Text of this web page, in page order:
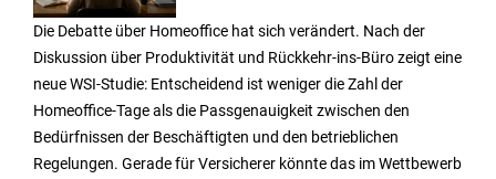
Die Debatte über Homeoffice hat sich verändert. Nach der
Diskussion über Produktivität und Rückkehr-ins-Büro zeigt eine
neue WSI-Studie: Entscheidend ist weniger die Zahl der
Homeoffice-Tage als die Passgenauigkeit zwischen den
Bedürfnissen der Beschäftigten und den betrieblichen
Regelungen. Gerade für Versicherer könnte das im Wettbewerb